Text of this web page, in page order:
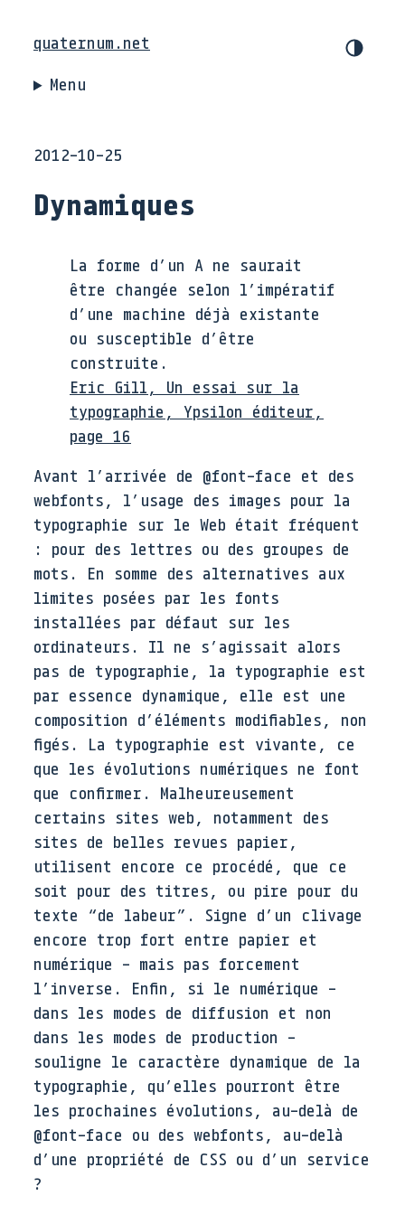
quaternum.net
Menu
2012-10-25
Dynamiques
La forme d’un A ne saurait
être changée selon l’impératif
d’une machine déjà existante
ou susceptible d’être
construite.
Eric Gill, Un essai sur la
typographie, Ypsilon éditeur,
page 16
Avant l’arrivée de @font-face et des
webfonts, l’usage des images pour la
typographie sur le Web était fréquent
: pour des lettres ou des groupes de
mots. En somme des alternatives aux
limites posées par les fonts
installées par défaut sur les
ordinateurs. Il ne s’agissait alors
pas de typographie, la typographie est
par essence dynamique, elle est une
composition d’éléments modifiables, non
figés. La typographie est vivante, ce
que les évolutions numériques ne font
que confirmer. Malheureusement
certains sites web, notamment des
sites de belles revues papier,
utilisent encore ce procédé, que ce
soit pour des titres, ou pire pour du
texte “de labeur”. Signe d’un clivage
encore trop fort entre papier et
numérique - mais pas forcement
l’inverse. Enfin, si le numérique -
dans les modes de diffusion et non
dans les modes de production -
souligne le caractère dynamique de la
typographie, qu’elles pourront être
les prochaines évolutions, au-delà de
@font-face ou des webfonts, au-delà
d’une propriété de CSS ou d’un service
?